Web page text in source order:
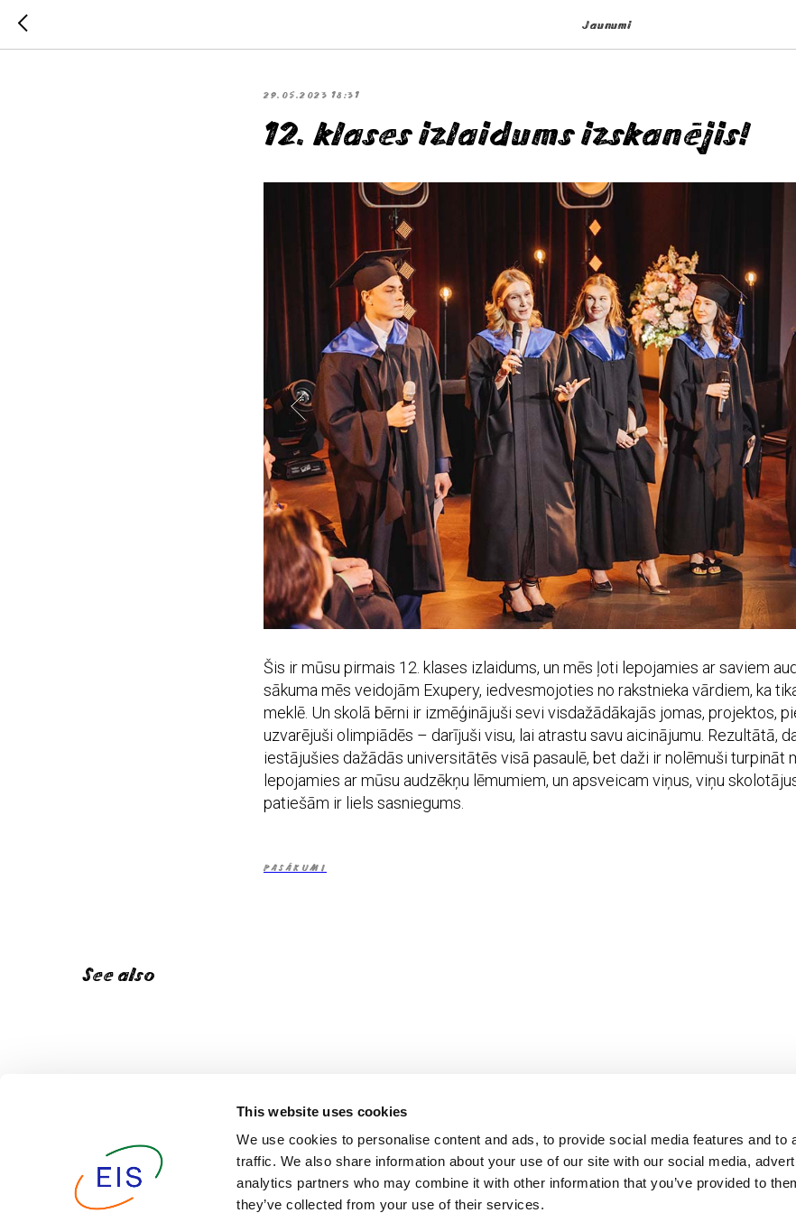
This website uses cookies
We use cookies to personalise content and ads, to provide social media features and to
traffic. We also share information about your use of our site with our social media,
analytics partners who may combine it with other information that you’ve provided to
they’ve collected from your use of their services.
Jaunumi
29.05.2023 18:31
12. klases izlaidums izskanējis!
Šis ir mūsu pirmais 12. klases izlaidums, un mēs ļoti lepojamies ar saviem
sākuma mēs veidojām Exupery, iedvesmojoties no rakstnieka vārdiem, ka
meklē. Un skolā bērni ir izmēģinājuši sevi visdažādākajās jomas, projektos,
uzvarējuši olimpiādēs – darījuši visu, lai atrastu savu aicinājumu. Rezultātā,
iestājušies dažādās universitātēs visā pasaulē, bet daži ir nolēmuši turpināt
lepojamies ar mūsu audzēkņu lēmumiem, un apsveicam viņus, viņu
patiešām ir liels sasniegums.
PASĀKUMI
See also